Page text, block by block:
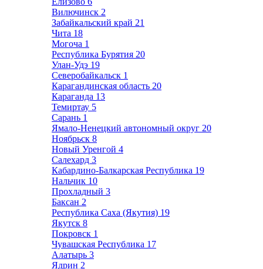
Вилючинск 2
Забайкальский край 21
Чита 18
Могоча 1
Республика Бурятия 20
Улан-Удэ 19
Северобайкальск 1
Карагандинская область 20
Караганда 13
Темиртау 5
Сарань 1
Ямало-Ненецкий автономный округ 20
Ноябрьск 8
Новый Уренгой 4
Салехард 3
Кабардино-Балкарская Республика 19
Нальчик 10
Прохладный 3
Баксан 2
Республика Саха (Якутия) 19
Якутск 8
Покровск 1
Чувашская Республика 17
Алатырь 3
Ядрин 2